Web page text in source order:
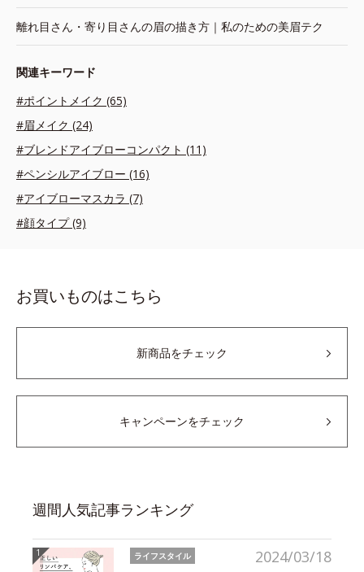
離れ目さん・寄り目さんの眉の描き方｜私のための美眉テク
関連キーワード
#ポイントメイク (65)
#眉メイク (24)
#ブレンドアイブローコンパクト (11)
#ペンシルアイブロー (16)
#アイブローマスカラ (7)
#顔タイプ (9)
お買いものはこちら
新商品をチェック
キャンペーンをチェック
週間人気記事ランキング
2024/03/18
ライフスタイル